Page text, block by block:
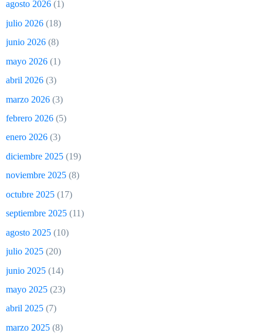
agosto 2026 (1)
julio 2026 (18)
junio 2026 (8)
mayo 2026 (1)
abril 2026 (3)
marzo 2026 (3)
febrero 2026 (5)
enero 2026 (3)
diciembre 2025 (19)
noviembre 2025 (8)
octubre 2025 (17)
septiembre 2025 (11)
agosto 2025 (10)
julio 2025 (20)
junio 2025 (14)
mayo 2025 (23)
abril 2025 (7)
marzo 2025 (8)